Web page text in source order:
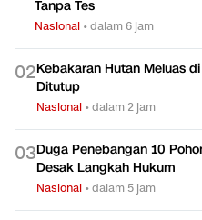
Tanpa Tes
Nasional •dalam 6 jam
02Kebakaran Hutan Meluas
Ditutup
Nasional •dalam 2 jam
03Duga Penebangan 10
Desak Langkah Hukum
Nasional •dalam 5 jam